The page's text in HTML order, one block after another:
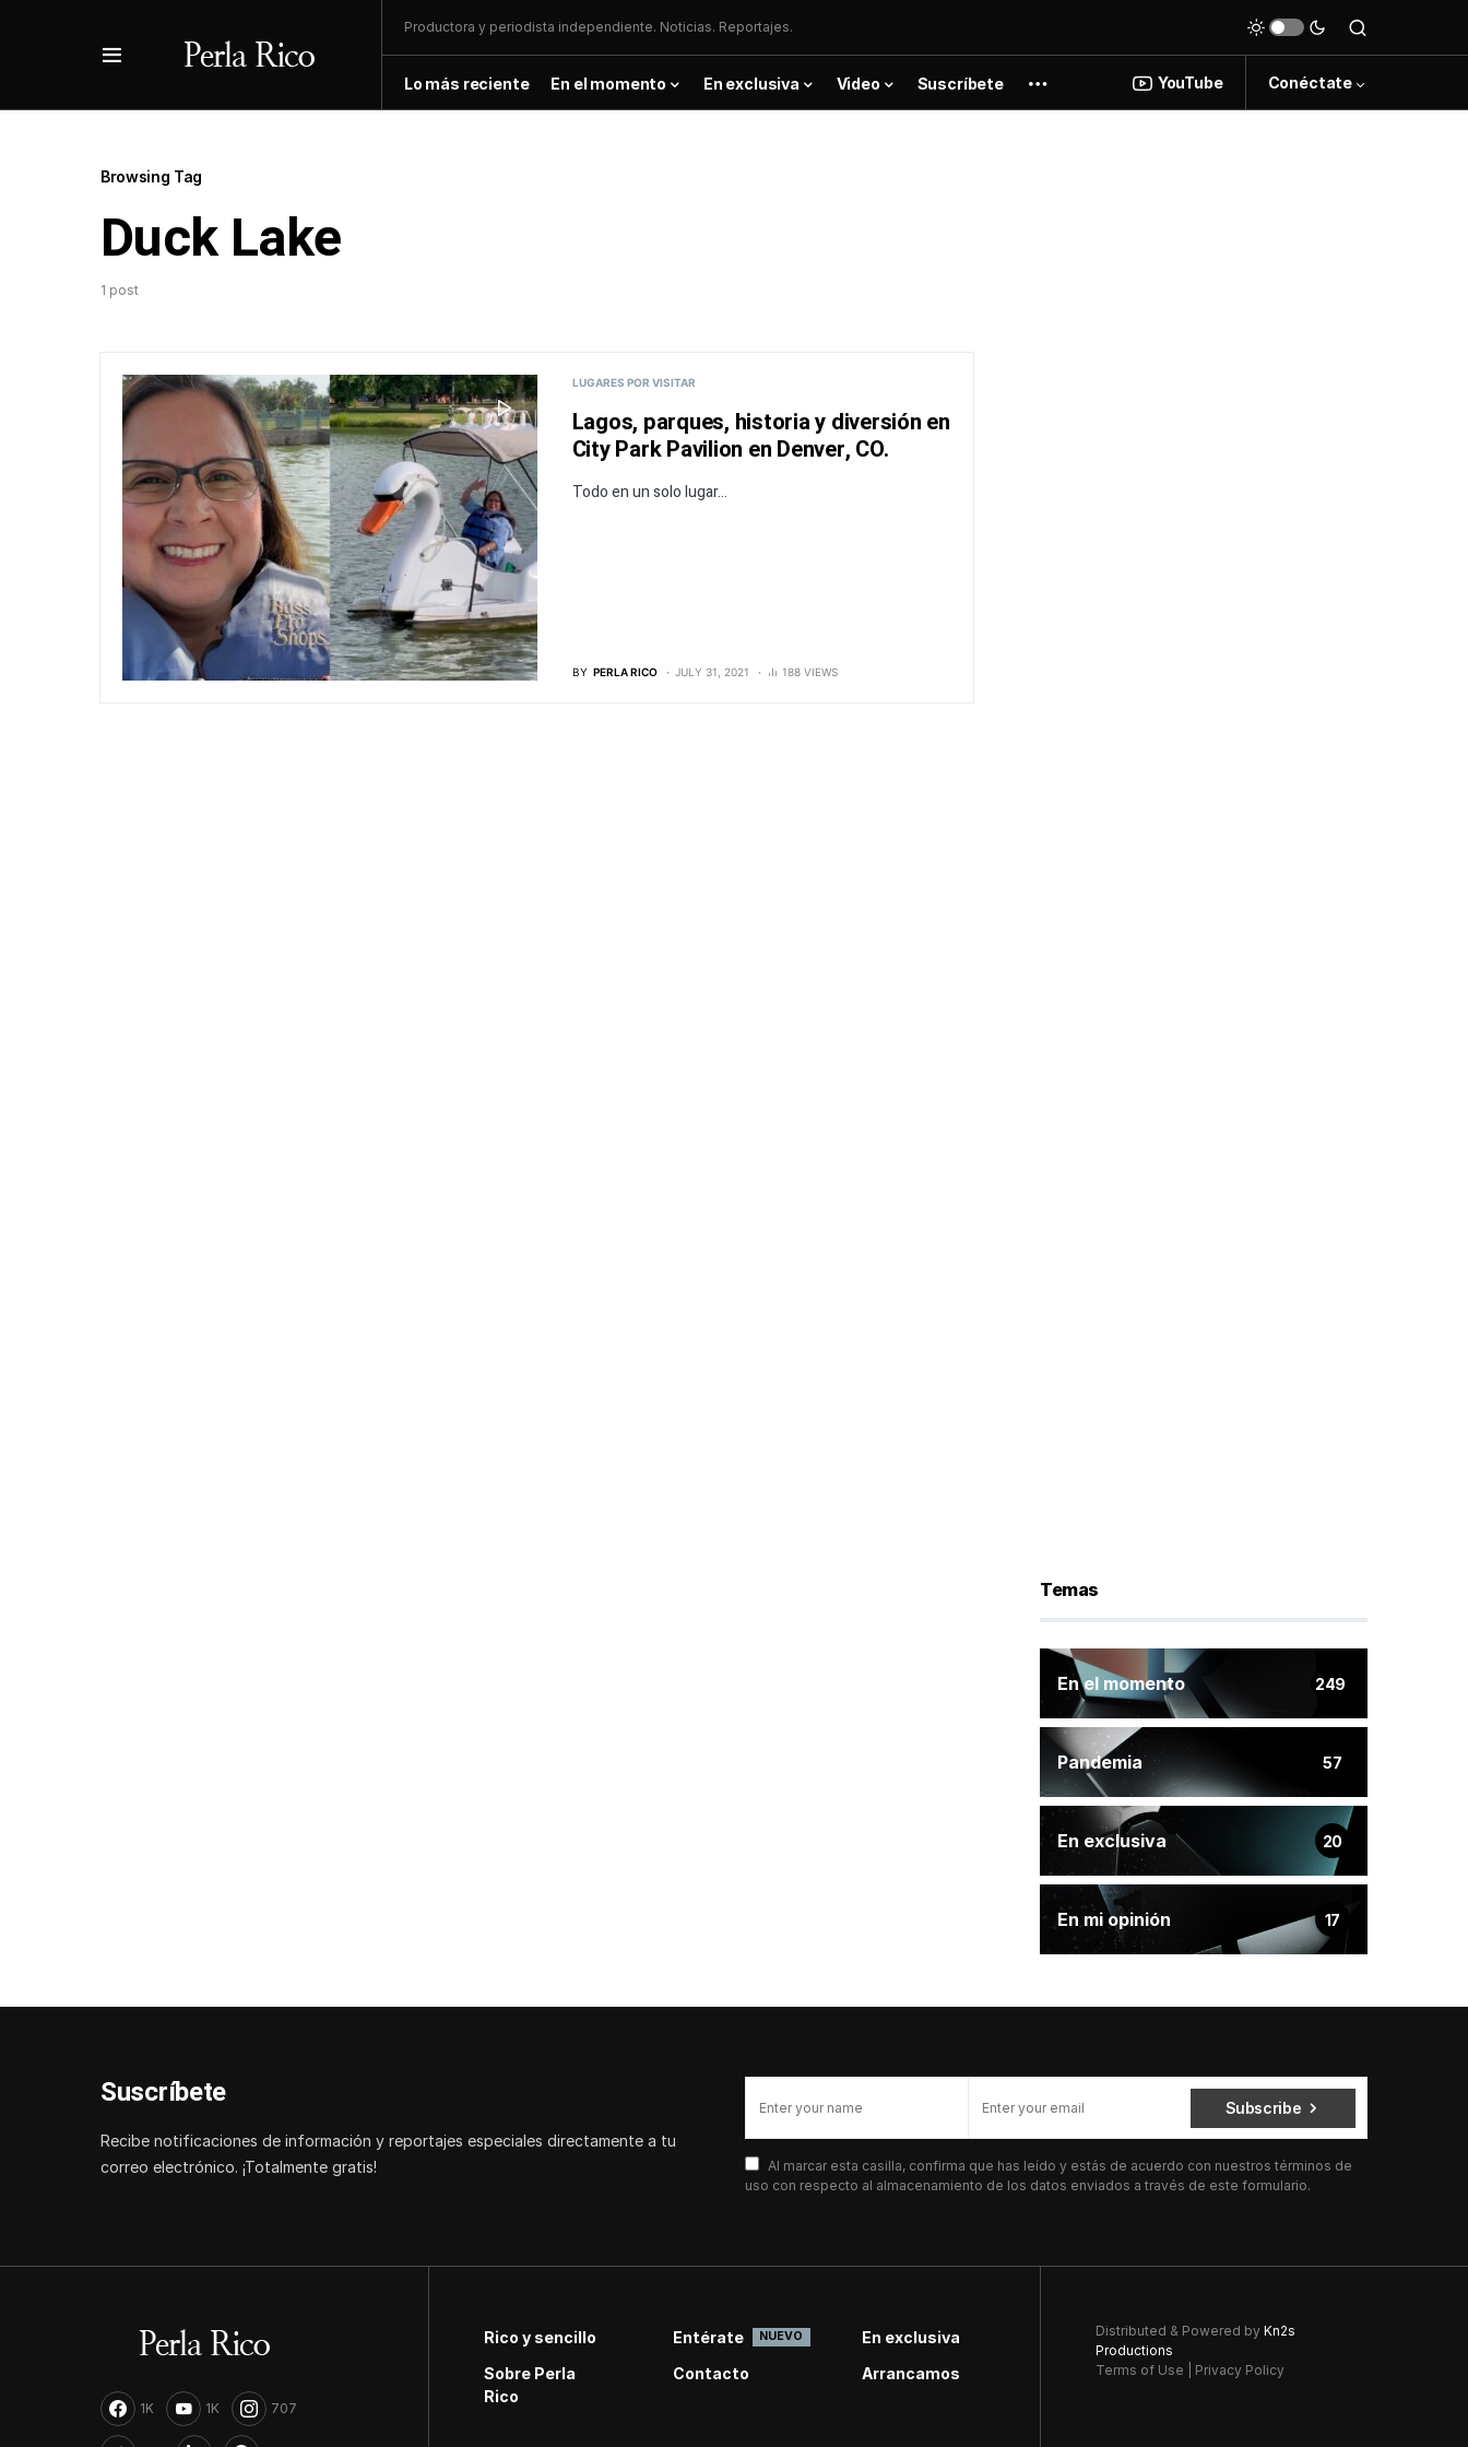
Productora y periodista independiente. Noticias. Reportajes.
Lo más reciente En el momento En exclusiva Video Suscríbete YouTube Conéctate
Browsing Tag
Duck Lake
1 post
LUGARES POR VISITAR
Lagos, parques, historia y diversión en
City Park Pavilion en Denver, CO.
Todo en un solo lugar...
BY PERLA RICO JULY 31, 2021 188 VIEWS
Temas
En el momento 249
Pandemia 57
En exclusiva 20
En mi opinión 17
Suscríbete
Recibe notificaciones de información y reportajes especiales directamente a tu
correo electrónico. ¡Totalmente gratis!
Subscribe
Al marcar esta casilla, confirma que has leído y estás de acuerdo con nuestros términos de
uso con respecto al almacenamiento de los datos enviados a través de este formulario.
1K 1K 707
Rico y sencillo Entérate NUEVO
En exclusiva
Sobre Perla
Rico
Contacto Arrancamos
Distributed & Powered by Kn2s
Productions
Terms of Use
Privacy Policy